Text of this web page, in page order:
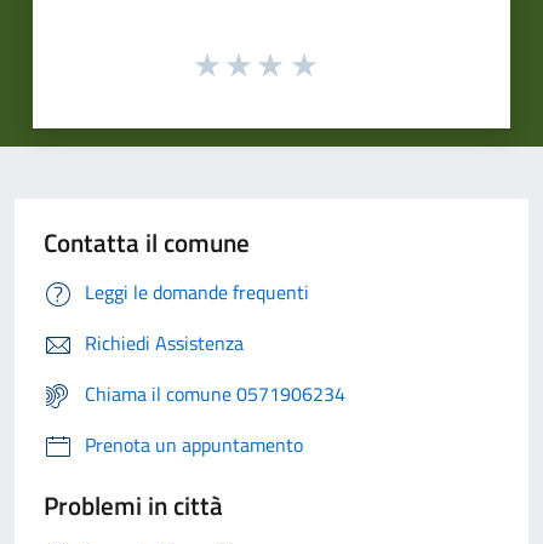
Contatta il comune
Leggi le domande frequenti
Richiedi Assistenza
Chiama il comune 0571906234
Prenota un appuntamento
Problemi in città